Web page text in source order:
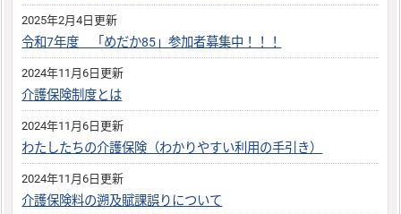
2025年2月4日更新
令和7年度 「めだか85」参加者募集中！！！
2024年11月6日更新
介護保険制度とは
2024年11月6日更新
わたしたちの介護保険（わかりやすい利用の手引き）
2024年11月6日更新
介護保険料の遡及賦課誤りについて